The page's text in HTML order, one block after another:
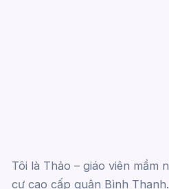
Tôi là Thảo – giáo viên mầm
cư cao cấp quận Bình